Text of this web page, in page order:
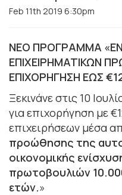
Feb 11th 2019 6:30pm
ΝΕΟ ΠΡΟΓΡΑΜΜΑ
ΕΠΙΧΕΙΡΗΜΑΤΙΚΩΝ
ΕΠΙΧΟΡΗΓΗΣΗ ΕΩΣ
Ξεκινάνε στις 10
για επιχορήγηση με
επιχειρήσεων μέσα
προώθησης της
οικονομικής
πρωτοβουλιών
ετών.»